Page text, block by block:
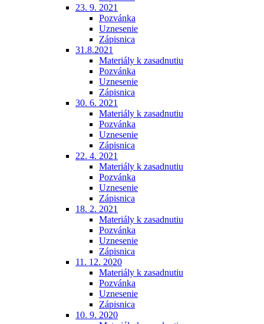
23. 9. 2021
Pozvánka
Uznesenie
Zápisnica
31.8.2021
Materiály k zasadnutiu
Pozvánka
Uznesenie
Zápisnica
30. 6. 2021
Materiály k zasadnutiu
Pozvánka
Uznesenie
Zápisnica
22. 4. 2021
Materiály k zasadnutiu
Pozvánka
Uznesenie
Zápisnica
18. 2. 2021
Materiály k zasadnutiu
Pozvánka
Uznesenie
Zápisnica
11. 12. 2020
Materiály k zasadnutiu
Pozvánka
Uznesenie
Zápisnica
10. 9. 2020